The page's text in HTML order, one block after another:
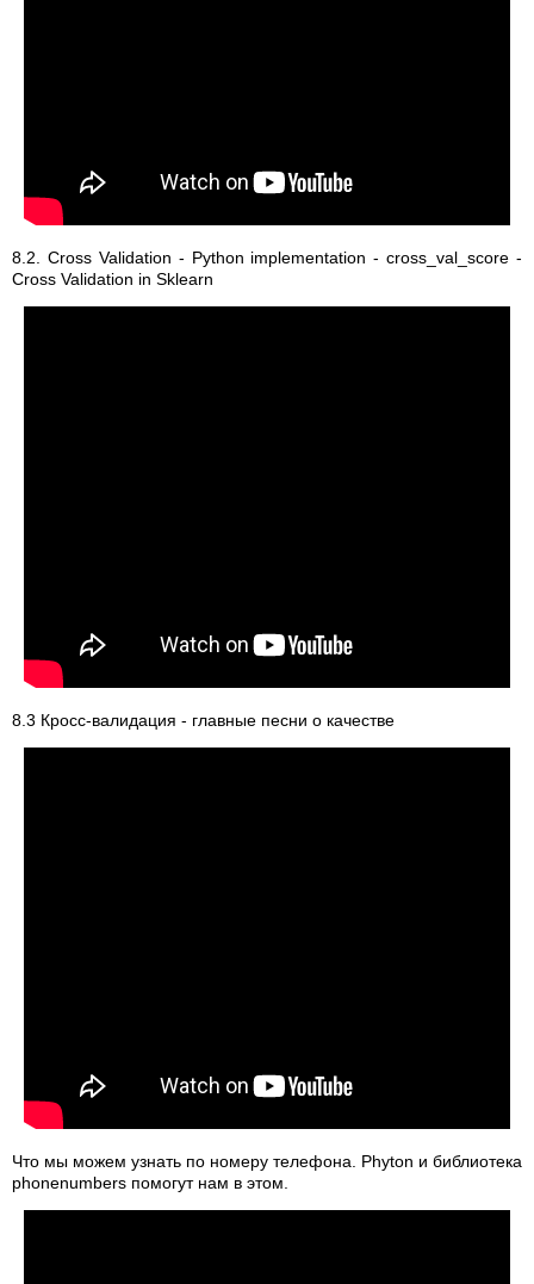
8.2. Cross Validation - Python implementation - cross_val_score -
Cross Validation in Sklearn
8.3 Кросс-валидация - главные песни о качестве
Что мы можем узнать по номеру телефона. Phyton и библиотека
phonenumbers помогут нам в этом.